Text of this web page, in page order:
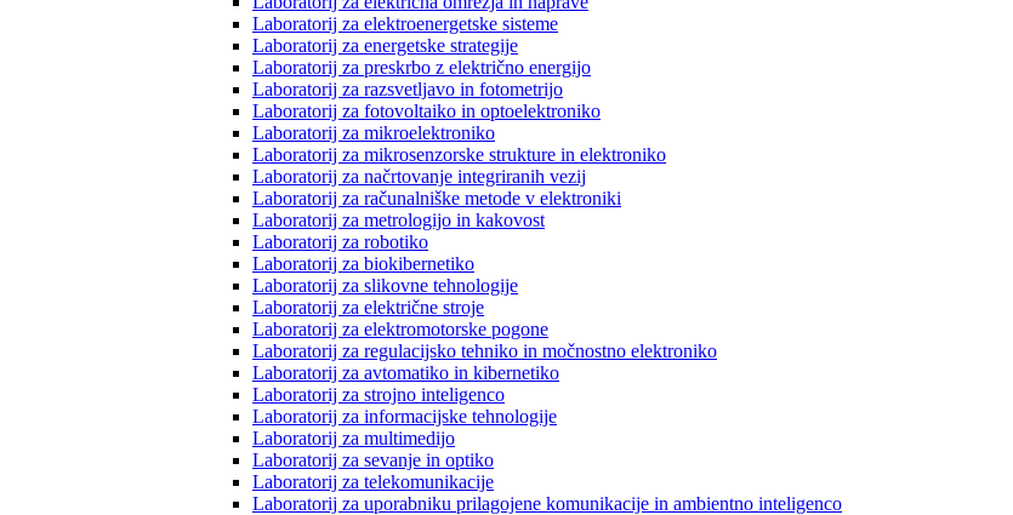
Laboratorij za elektroenergetske sisteme
Laboratorij za energetske strategije
Laboratorij za preskrbo z električno energijo
Laboratorij za razsvetljavo in fotometrijo
Laboratorij za fotovoltaiko in optoelektroniko
Laboratorij za mikroelektroniko
Laboratorij za mikrosenzorske strukture in elektroniko
Laboratorij za načrtovanje integriranih vezij
Laboratorij za računalniške metode v elektroniki
Laboratorij za metrologijo in kakovost
Laboratorij za robotiko
Laboratorij za biokibernetiko
Laboratorij za slikovne tehnologije
Laboratorij za električne stroje
Laboratorij za elektromotorske pogone
Laboratorij za regulacijsko tehniko in močnostno elektroniko
Laboratorij za avtomatiko in kibernetiko
Laboratorij za strojno inteligenco
Laboratorij za informacijske tehnologije
Laboratorij za multimedijo
Laboratorij za sevanje in optiko
Laboratorij za telekomunikacije
Laboratorij za uporabniku prilagojene komunikacije in ambientno inteligenco